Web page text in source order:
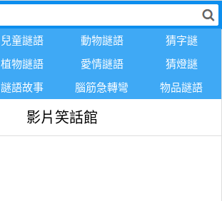
兒童謎語 動物謎語
猜字謎
植物謎語 愛情謎語
猜燈謎
謎語故事 腦筋急轉彎 物品謎語
影片笑話館